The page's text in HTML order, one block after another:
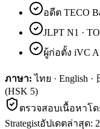
อดีต TECO
JLPT N1 ·
ผู้ก่อตั้ง iVC
ภาษา: ไทย · English ·
(HSK 5)
ตรวจสอบเนื้อหาโด
Strategistอัปเดตล่าสุด: